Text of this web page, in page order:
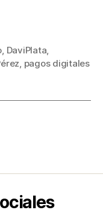
, DaviPlata,
, pagos digitales